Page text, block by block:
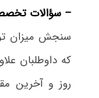
– سؤالات
سنجش میزان
که داوطلبان
روز و آخرین